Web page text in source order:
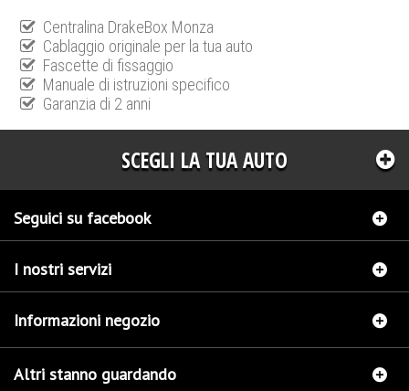
Centralina DrakeBox Monza
Cablaggio originale per la tua auto
Fascette di fissaggio
Manuale di istruzioni specifico
Garanzia di 2 anni
SCEGLI LA TUA AUTO
Seguici su facebook
I nostri servizi
Informazioni negozio
Altri stanno guardando